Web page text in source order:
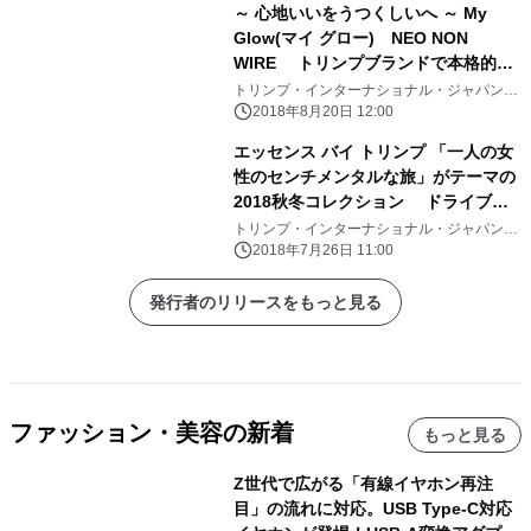
～ 心地いいをうつくしいへ ～ My
Glow(マイ グロー) NEO NON
WIRE トリンプブランドで本格的に
ノンワイヤーブラジャーカテゴリーに
参入 2018年10月3日(水)デビュー
トリンプ・インターナショナル・ジャパン株
式会社2018年8月20日 12:00
エッセンス バイ トリンプ 「一人の女
性のセンチメンタルな旅」がテーマの
2018秋冬コレクション ドライブシ
ーンや夕暮れを表現したアイテムの登
場
トリンプ・インターナショナル・ジャパン株
式会社2018年7月26日 11:00
発行者のリリースをもっと見る
ファッション・美容の新着 もっと見る
Z世代で広がる「有線イヤホン再注
目」の流れに対応。USB Type-C対応